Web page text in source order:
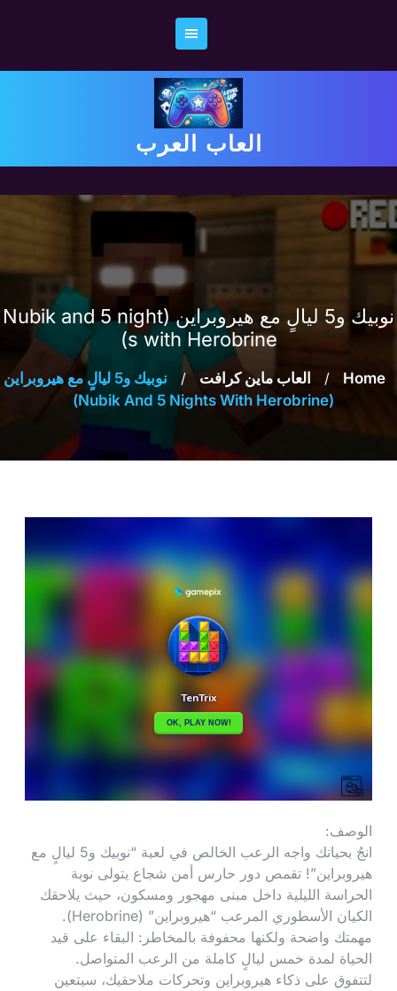
العاب العرب
نوبيك و5 ليالٍ مع هيروبراين (Nubik and 5 night
s with Herobrine)
Home
/ العاب ماين كرافت /
نوبيك و5 ليالٍ مع هيروبراين
(Nubik And 5 Nights With Herobrine)
الوصف:
انجُ بحياتك واجه الرعب الخالص في لعبة “نوبيك و5 ليالٍ مع
هيروبراين”! تقمص دور حارس أمن شجاع يتولى نوبة
الحراسة الليلية داخل مبنى مهجور ومسكون، حيث يلاحقك
الكيان الأسطوري المرعب “هيروبراين” (Herobrine).
مهمتك واضحة ولكنها محفوفة بالمخاطر: البقاء على قيد
الحياة لمدة خمس ليالٍ كاملة من الرعب المتواصل.
لتتفوق على ذكاء هيروبراين وتحركات ملاحقيك، سيتعين